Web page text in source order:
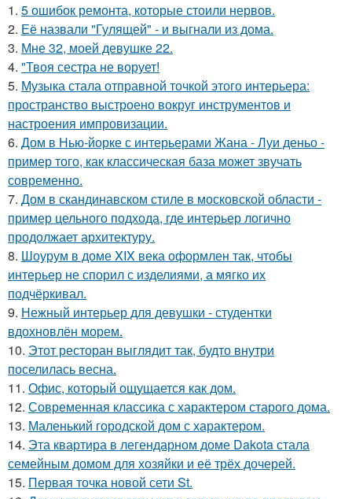
1. 5 ошибок ремонта, которые стоили нервов.
2. Её назвали "Гулящей" - и выгнали из дома.
3. Мне 32, моей девушке 22.
4. "Твоя сестра не ворует!
5. Музыка стала отправной точкой этого интерьера:
пространство выстроено вокруг инструментов и
настроения импровизации.
6. Дом в Нью-йорке с интерьерами Жана - Луи деньо -
пример того, как классическая база может звучать
современно.
7. Дом в скандинавском стиле в московской области -
пример цельного подхода, где интерьер логично
продолжает архитектуру.
8. Шоурум в доме XIX века оформлен так, чтобы
интерьер не спорил с изделиями, а мягко их
подчёркивал.
9. Нежный интерьер для девушки - студентки
вдохновлён морем.
10. Этот ресторан выглядит так, будто внутри
поселилась весна.
11. Офис, который ощущается как дом.
12. Современная классика с характером старого дома.
13. Маленький городской дом с характером.
14. Эта квартира в легендарном доме Dakota стала
семейным домом для хозяйки и её трёх дочерей.
15. Первая точка новой сети St.